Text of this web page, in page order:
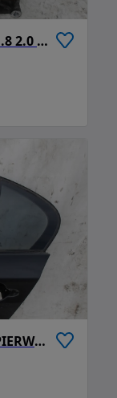
SKRZYNIA BIEGÓW U2L4-1013995 1.8 2.0 HONDA ACCORD VI 6 F-VAT
DRZWI LEWE TYŁ TYLNE BMW E60 PIERWSZY LAKIER 125 F-VAT